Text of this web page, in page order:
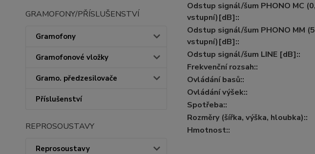
GRAMOFONY/PŘÍSLUŠENSTVÍ
Gramofony
Gramofonové vložky
Gramo. předzesilovače
Příslušenství
REPROSOUSTAVY
Reprosoustavy
Odstup signál/šum PHONO MC
vstupní)[dB]::
Odstup signál/šum PHONO MM
vstupní)[dB]::
Odstup signál/šum LINE [dB]::
Frekvenční rozsah::
Ovládání basů::
Ovládání výšek::
Spotřeba::
Rozměry (šířka, výška, hloubka)::
Hmotnost::